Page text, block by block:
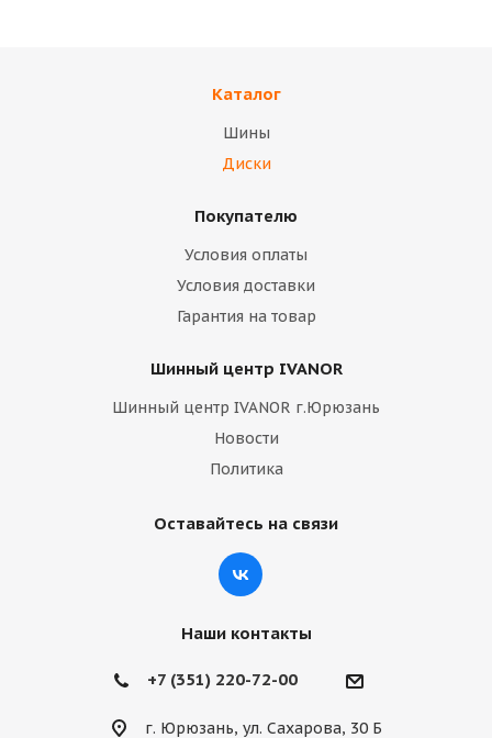
Каталог
Шины
Диски
Покупателю
Условия оплаты
Условия доставки
Гарантия на товар
Шинный центр IVANOR
Шинный центр IVANOR г.Юрюзань
Новости
Политика
Оставайтесь на связи
Наши контакты
+7 (351) 220-72-00
г. Юрюзань, ул. Сахарова, 30 Б